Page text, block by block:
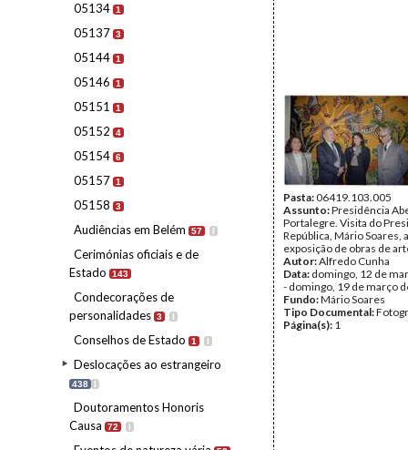
05134 1
05137 3
05144 1
05146 1
05151 1
05152 4
05154 6
05157 1
05158 3
Audiências em Belém 57 I
Cerimónias oficiais e de
Estado
143
Condecorações de
personalidades 3 I
Conselhos de Estado 1 I
Deslocações ao estrangeiro
438 I
Doutoramentos Honoris
Causa
72 I
Pasta:06419.103.005
Assunto:Presidência
Portalegre. Visita do
República, Mário Soares,
exposição de obras de
Autor:Alfredo Cunha
Data: domingo, 12 de
- domingo, 19 de março
Fundo:Mário Soares
Tipo Documental:
Página(s): 1